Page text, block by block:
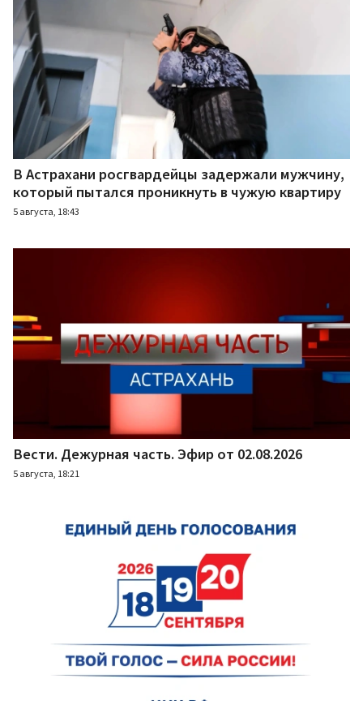
В Астрахани росгвардейцы задержали мужчину,
который пытался проникнуть в чужую квартиру
5 августа, 18:43
Вести. Дежурная часть. Эфир от 02.08.2026
5 августа, 18:21